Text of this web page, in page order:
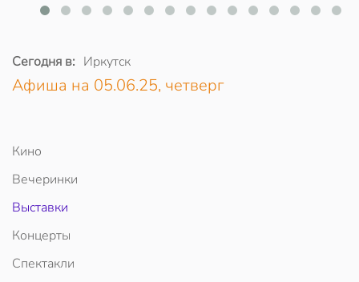
Сегодня в: Иркутск
Афиша на 05.06.25, четверг
Кино
Вечеринки
Выставки
Концерты
Спектакли